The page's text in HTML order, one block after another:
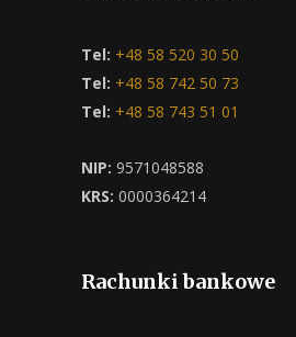
Tel: +48 58 520 30 50
Tel: +48 58 742 50 73
Tel: +48 58 743 51 01
NIP: 9571048588
KRS: 0000364214
Rachunki bankowe